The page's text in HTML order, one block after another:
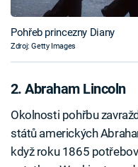
Pohřeb princezny Diany
Zdroj: Getty Images
2. Abraham Lincoln
Okolnosti pohřbu
států amerických
když roku 1865